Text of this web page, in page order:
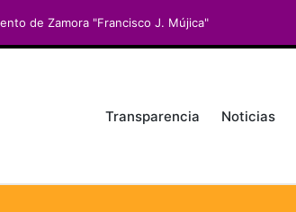
de Zamora "Francisco J. Mújica"
Transparencia Noticias